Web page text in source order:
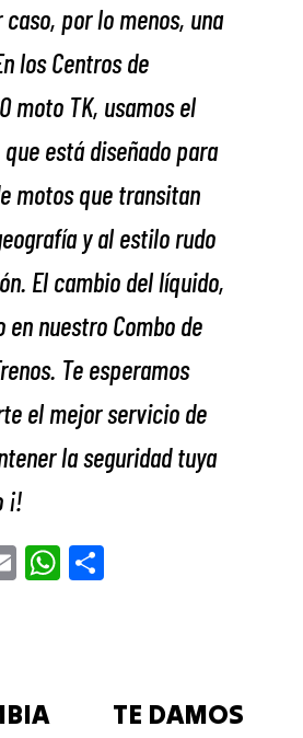
por lo menos, una
los Centros de
moto TK, usamos el
que está diseñado para
motos que transitan
y al estilo rudo
El cambio del líquido,
nuestro Combo de
Te esperamos
el mejor servicio de
la seguridad tuya
E
W
TE DAMOS